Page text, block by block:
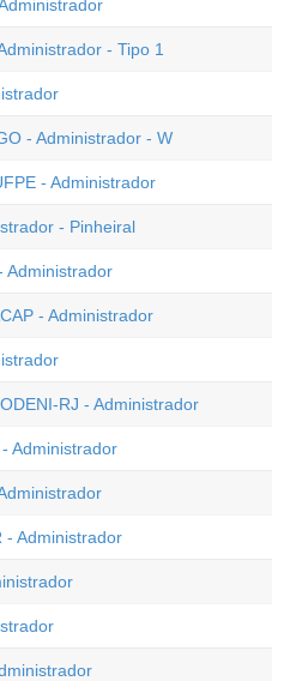
- Tipo 1
- Administrador - W
- Administrador
- Pinheiral
Administrador
- Administrador
RJ - Administrador
Administrador
- Administrador